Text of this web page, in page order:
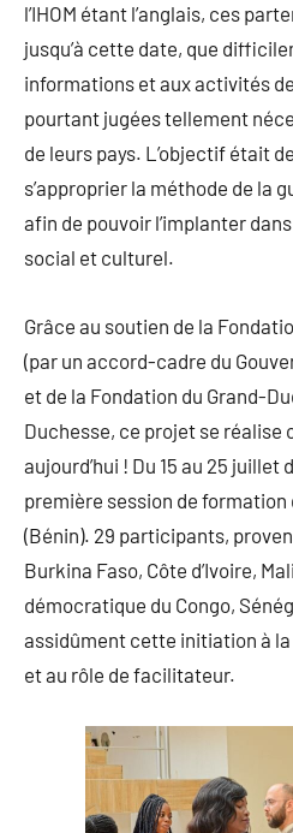
l’IHOM étant l’anglais, ces
jusqu’à cette date, que
informations et aux activités
pourtant jugées tellement
de leurs pays. L’objectif était
s’approprier la méthode de la
afin de pouvoir l’implanter
social et culturel.
Grâce au soutien de la
(par un accord-cadre du
et de la Fondation du Grand-
Duchesse, ce projet se
aujourd’hui ! Du 15 au 25 juillet
première session de
(Bénin). 29 participants,
Burkina Faso, Côte d’Ivoire,
démocratique du Congo,
assidûment cette initiation à
et au rôle de facilitateur.